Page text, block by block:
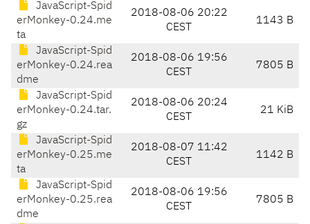
JavaScript-Spid
erMonkey-0.24.me
ta
2018-08-06 20:22
CEST
1143 B
JavaScript-Spid
erMonkey-0.24.rea
dme
2018-08-06 19:56
CEST
7805 B
JavaScript-Spid
erMonkey-0.24.tar.
gz
2018-08-06 20:24
CEST
21 KiB
JavaScript-Spid
erMonkey-0.25.me
ta
2018-08-07 11:42
CEST
1142 B
JavaScript-Spid
erMonkey-0.25.rea
dme
2018-08-06 19:56
CEST
7805 B